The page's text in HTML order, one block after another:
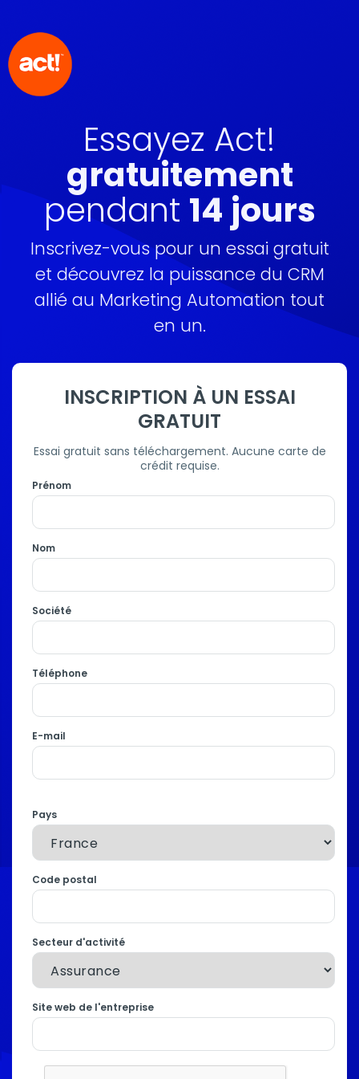
Essayez Act!
gratuitement
pendant 14 jours
Inscrivez-vous pour un essai gratuit
et découvrez la puissance du CRM
allié au Marketing Automation tout
en un.
INSCRIPTION À UN ESSAI
GRATUIT
Essai gratuit sans téléchargement. Aucune carte de
crédit requise.
Prénom
Nom
Société
Téléphone
E-mail
Pays
Code postal
Secteur d'activité
Site web de l'entreprise